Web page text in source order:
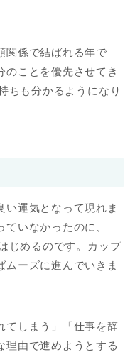
関係で結ばれる年で
のことを優先させてき
ちも分かるようになり
い運気となって現れま
いなかったのに、
じめるのです。カップ
ムーズに進んでいきま
てしまう」「仕事を辞
理由で進めようとする